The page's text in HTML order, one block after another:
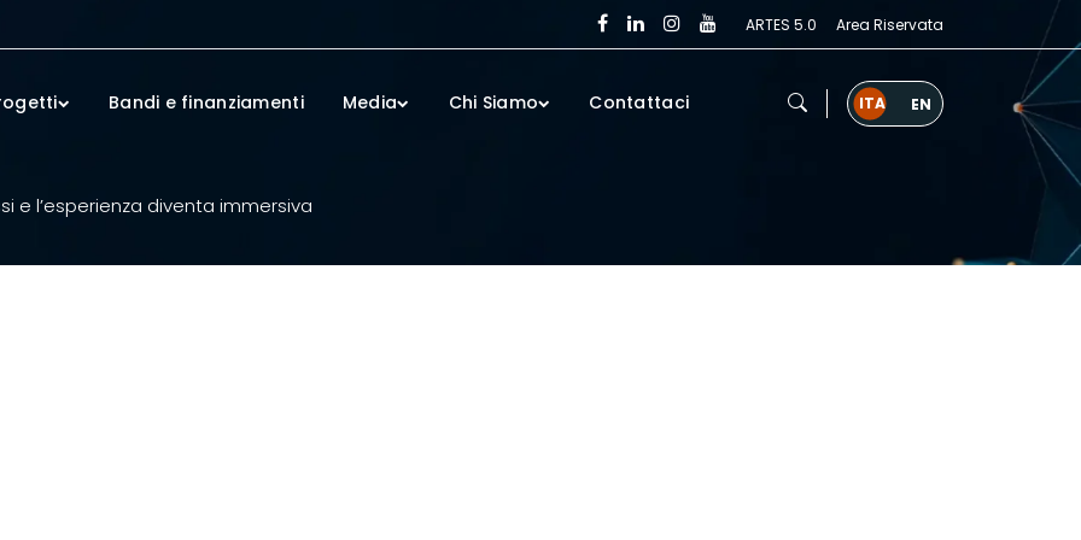
ARTES 5.0 Area Riservata
Bandi e finanziamenti Media Chi Siamo Contattaci
e l’esperienza diventa immersiva